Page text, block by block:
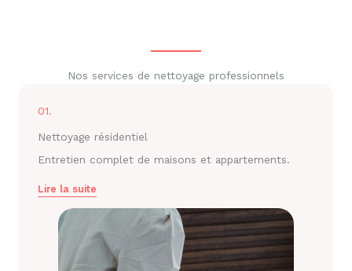
Nos services de nettoyage professionnels
01.
Nettoyage résidentiel
Entretien complet de maisons et appartements.
Lire la suite